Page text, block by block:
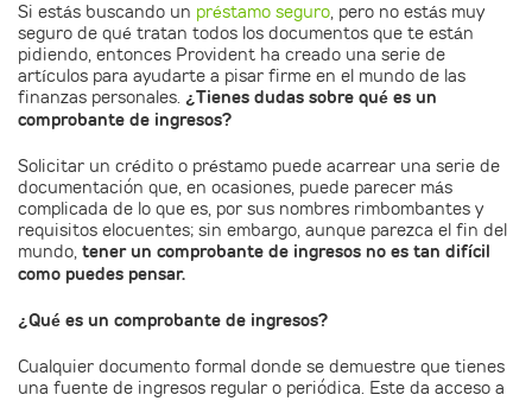
Si estás buscando un préstamo seguro, pero no estás muy
seguro de qué tratan todos los documentos que te están
pidiendo, entonces Provident ha creado una serie de
artículos para ayudarte a pisar firme en el mundo de las
finanzas personales. ¿Tienes dudas sobre qué es un
comprobante de ingresos?
Solicitar un crédito o préstamo puede acarrear una serie de
documentación que, en ocasiones, puede parecer más
complicada de lo que es, por sus nombres rimbombantes y
requisitos elocuentes; sin embargo, aunque parezca el fin del
mundo, tener un comprobante de ingresos no es tan difícil
como puedes pensar.
¿Qué es un comprobante de ingresos?
Cualquier documento formal donde se demuestre que tienes
una fuente de ingresos regular o periódica. Este da acceso a